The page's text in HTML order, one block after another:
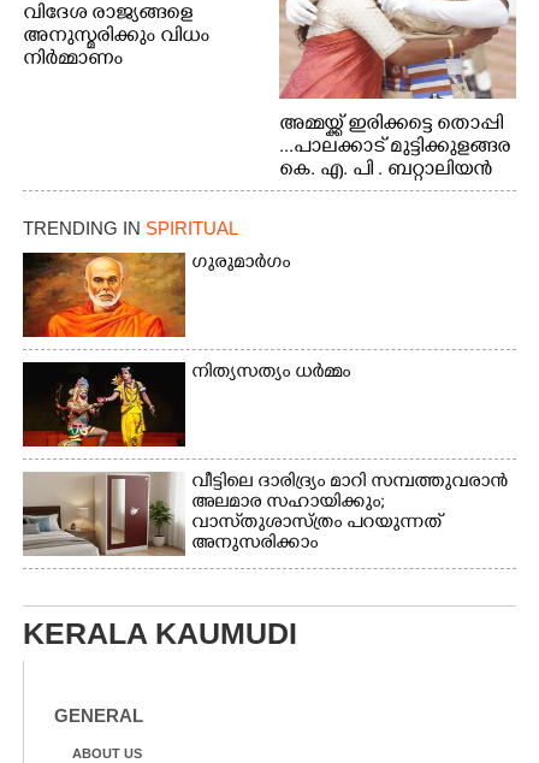
വിദേശ രാജ്യങ്ങളെ
അനുസ്മരിക്കും വിധം
നിർമ്മാണം
അമ്മയ്ക്ക് ഇരിക്കട്ടെ തൊപ്പി
...പാലക്കാട് മുട്ടിക്കുളങ്ങര
കെ. എ. പി . ബറ്റാലിയൻ
ഗ്രൗണ്ടിൽ പരിശീലനം
TRENDING IN SPIRITUAL
ഗുരുമാർഗം
നിത്യസത്യം ധർമ്മം
വീട്ടിലെ ദാരിദ്ര്യം മാറി സമ്പത്തുവരാൻ
അലമാര സഹായിക്കും;
വാസ്‌തുശാസ്ത്രം പറയുന്നത്
അനുസരിക്കാം
KERALA KAUMUDI
GENERAL
ABOUT US